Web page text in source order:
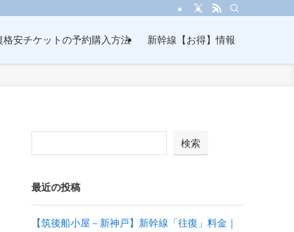
安チケットの予約購入方法 新幹線【お得】情報
検索
最近の投稿
【筑後船小屋－新神戸】新幹線「往復」料金｜